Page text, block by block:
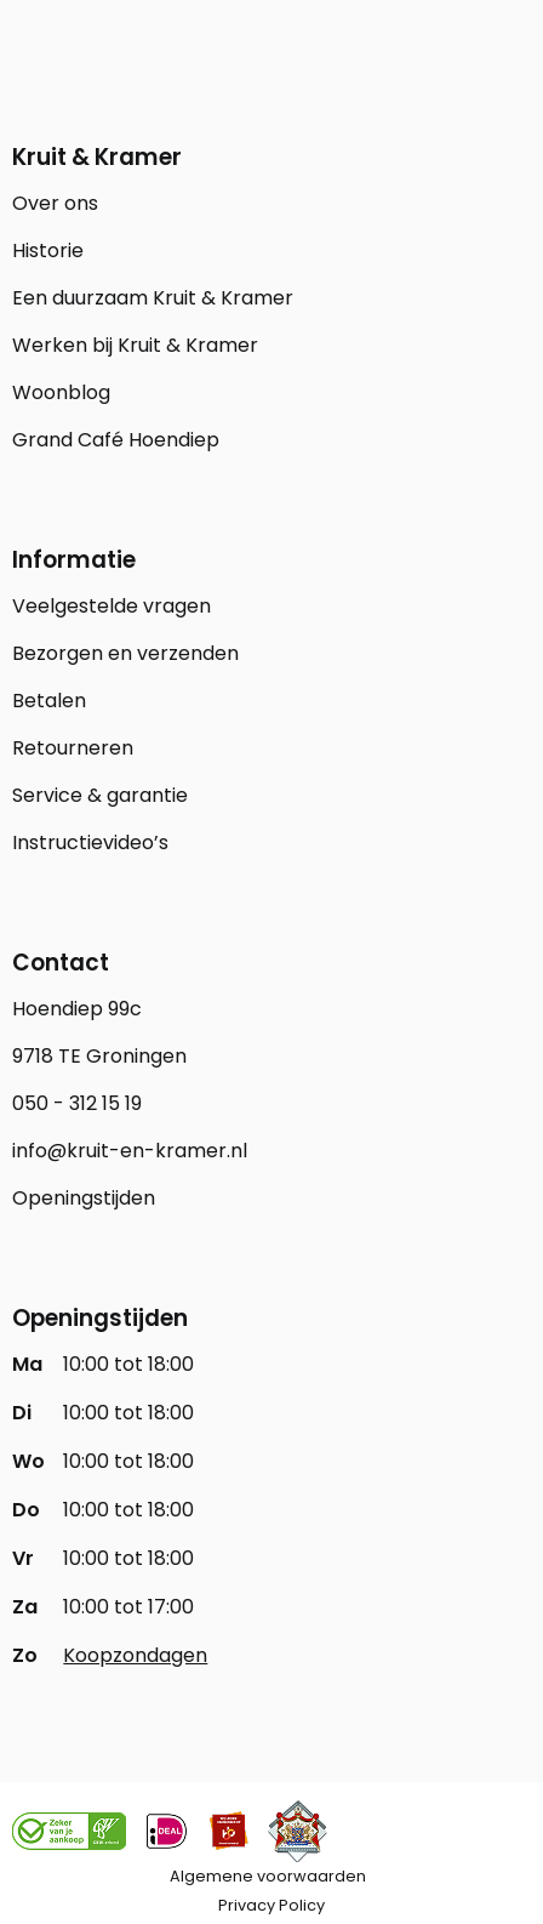
Kruit & Kramer
Over ons
Historie
Een duurzaam Kruit & Kramer
Werken bij Kruit & Kramer
Woonblog
Grand Café Hoendiep
Informatie
Veelgestelde vragen
Bezorgen en verzenden
Betalen
Retourneren
Service & garantie
Instructievideo’s
Contact
Hoendiep 99c
9718 TE Groningen
050 - 312 15 19
info@kruit-en-kramer.nl
Openingstijden
Openingstijden
Ma
10:00 tot 18:00
Di
10:00 tot 18:00
Wo
10:00 tot 18:00
Do
10:00 tot 18:00
Vr
10:00 tot 18:00
Za
10:00 tot 17:00
Zo
Koopzondagen
Algemene voorwaarden
Privacy Policy